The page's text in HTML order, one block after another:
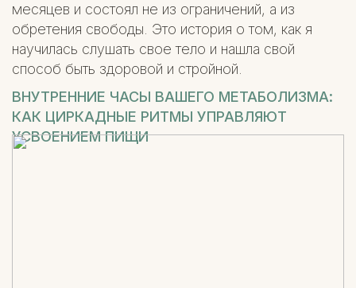
месяцев и состоял не из ограничений, а из
обретения свободы. Это история о том, как я
научилась слушать свое тело и нашла свой
способ быть здоровой и стройной.
ВНУТРЕННИЕ ЧАСЫ ВАШЕГО МЕТАБОЛИЗМА:
КАК ЦИРКАДНЫЕ РИТМЫ УПРАВЛЯЮТ
УСВОЕНИЕМ ПИЩИ